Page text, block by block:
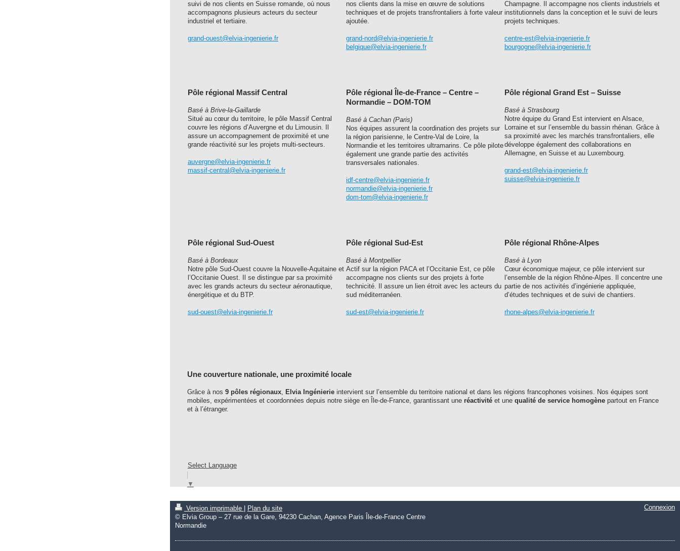
suivi de nos clients en Suisse romande, où nous
accompagnons plusieurs acteurs du secteur
industriel et tertiaire.
grand-ouest@elvia-ingenierie.fr
nos clients dans la mise en œuvre de solutions
techniques et de projets transfrontaliers à forte valeur
ajoutée.
grand-nord@elvia-ingenierie.fr
belgique@elvia-ingenierie.fr
Champagne. Il accompagne nos clients industriels et
institutionnels dans la conception et le suivi de leurs
projets techniques.
centre-est@elvia-ingenierie.fr
bourgogne@elvia-ingenierie.fr
Pôle régional Massif Central
Basé à Brive-la-Gaillarde
Situé au cœur du territoire, le pôle Massif Central
couvre les régions d’Auvergne et du Limousin. Il
assure un accompagnement de proximité et une
grande réactivité sur les projets multi-secteurs.
auvergne@elvia-ingenierie.fr
massif-central@elvia-ingenierie.fr
Pôle régional Île-de-France – Centre –
Normandie – DOM-TOM
Basé à Cachan (Paris)
Nos équipes assurent la coordination des projets sur
la région parisienne, le Centre-Val de Loire, la
Normandie et les territoires ultramarins. Ce pôle pilote
également une grande partie des activités
transversales nationales.
idf-centre@elvia-ingenierie.fr
normandie@elvia-ingenierie.fr
dom-tom@elvia-ingenierie.fr
Pôle régional Grand Est – Suisse
Basé à Strasbourg
Notre équipe du Grand Est intervient en Alsace,
Lorraine et sur l’ensemble du bassin rhénan. Grâce à
sa proximité avec les marchés transfrontaliers, elle
développe également des collaborations en
Allemagne, en Suisse et au Luxembourg.
grand-est@elvia-ingenierie.fr
suisse@elvia-ingenierie.fr
Pôle régional Sud-Ouest
Basé à Bordeaux
Notre pôle Sud-Ouest couvre la Nouvelle-Aquitaine et
l’Occitanie Ouest. Il se distingue par sa proximité
avec les grands acteurs du secteur aéronautique,
énergétique et du BTP.
sud-ouest@elvia-ingenierie.fr
Pôle régional Sud-Est
Basé à Montpellier
Actif sur la région PACA et l’Occitanie Est, ce pôle
accompagne nos clients sur des projets à forte
technicité. Il assure un lien étroit avec les acteurs du
sud méditerranéen.
sud-est@elvia-ingenierie.fr
Pôle régional Rhône-Alpes
Basé à Lyon
Cœur économique majeur, ce pôle intervient sur
l’ensemble de la région Rhône-Alpes. Il concentre une
partie de nos activités d’ingénierie appliquée,
d’études techniques et de suivi de chantiers.
rhone-alpes@elvia-ingenierie.fr
Une couverture nationale, une proximité locale
Grâce à nos 9 pôles régionaux, Elvia Ingénierieintervient sur l’ensemble du territoire national et dans les régions francophones voisines. Nos équipes sont
mobiles, expérimentées et coordonnées depuis notre siège en Île-de-France, garantissant une réactivitéet une qualité de service homogènepartout en France
et à l’étranger.
Select Language
▼
Version imprimable
Plan du site
© Elvia Group – 27 rue de la Gare, 94230 Cachan, Agence Paris Île-de-France Centre
Normandie
Connexion